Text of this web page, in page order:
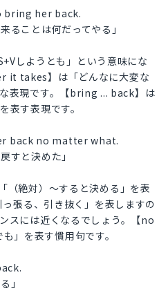
her back.
ることは何だってやる」
しようとも」という意味にな
it takes】は「どんなに大変な
表現です。【bring ... back】は
表す表現です。
back no matter what.
すと決めた」
絶対）～すると決める」を表
張る、引き抜く」を表しますの
スには近くなるでしょう。【no
」を表す慣用句です。
」